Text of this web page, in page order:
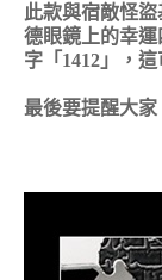
此款與宿敵怪
德眼鏡上的幸
字「1412」，
最後要提醒大